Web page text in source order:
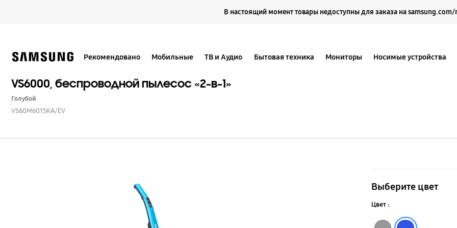
В настоящий момент товары недоступны для заказа на samsung.com/
Рекомендовано Мобильные ТВ и Аудио Бытовая техника Мониторы Носимые устройства
VS6000, беспроводной пылесос «2-в-1»
Голубой
VS60M6015KA/EV
пылесос
«2-
Выберите цвет
Цвет :